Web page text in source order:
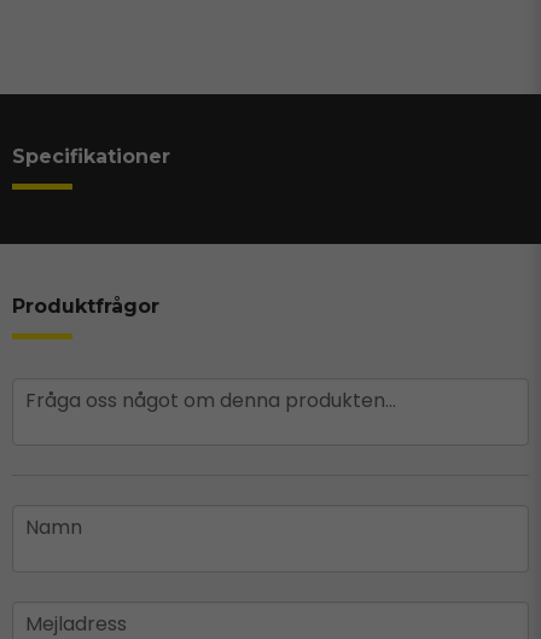
Specifikationer
Produktfrågor
question
Fråga oss något om denna produkten...
name
Namn
email
Mejladress